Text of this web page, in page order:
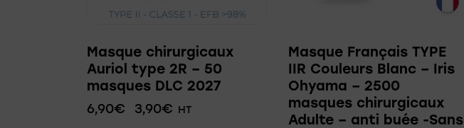
Masque chirurgicaux
Auriol type 2R – 50
masques DLC 2027
6,90€ 3,90€ HT
Masque Français TYPE
IIR Couleurs Blanc – Iris
Ohyama – 2500
masques chirurgicaux
Adulte – anti buée -Sans